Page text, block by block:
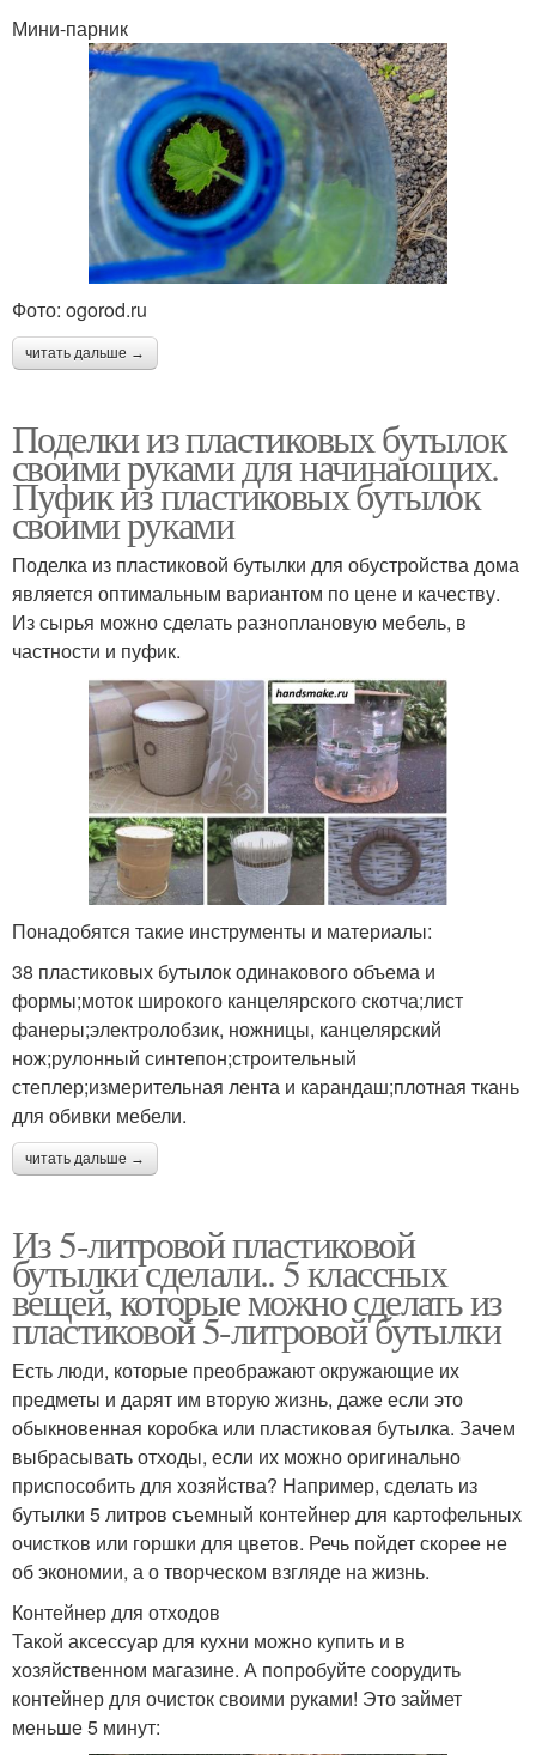
Мини-парник
Фото: ogorod.ru
читать дальше →
Поделки из пластиковых бутылок
своими руками для начинающих.
Пуфик из пластиковых бутылок
своими руками
Поделка из пластиковой бутылки для обустройства дома
является оптимальным вариантом по цене и качеству.
Из сырья можно сделать разноплановую мебель, в
частности и пуфик.
Понадобятся такие инструменты и материалы:
38 пластиковых бутылок одинакового объема и
формы;моток широкого канцелярского скотча;лист
фанеры;электролобзик, ножницы, канцелярский
нож;рулонный синтепон;строительный
степлер;измерительная лента и карандаш;плотная ткань
для обивки мебели.
читать дальше →
Из 5-литровой пластиковой
бутылки сделали.. 5 классных
вещей, которые можно сделать из
пластиковой 5-литровой бутылки
Есть люди, которые преображают окружающие их
предметы и дарят им вторую жизнь, даже если это
обыкновенная коробка или пластиковая бутылка. Зачем
выбрасывать отходы, если их можно оригинально
приспособить для хозяйства? Например, сделать из
бутылки 5 литров съемный контейнер для картофельных
очистков или горшки для цветов. Речь пойдет скорее не
об экономии, а о творческом взгляде на жизнь.
Контейнер для отходов
Такой аксессуар для кухни можно купить и в
хозяйственном магазине. А попробуйте соорудить
контейнер для очисток своими руками! Это займет
меньше 5 минут: